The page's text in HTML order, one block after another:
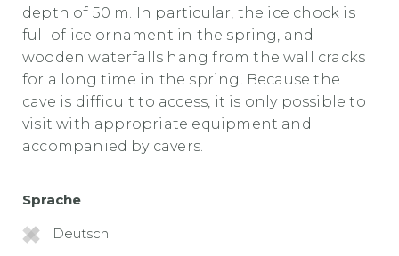
depth of 50 m. In particular, the ice chock is
full of ice ornament in the spring, and
wooden waterfalls hang from the wall cracks
for a long time in the spring. Because the
cave is difficult to access, it is only possible to
visit with appropriate equipment and
accompanied by cavers.
Sprache
Deutsch